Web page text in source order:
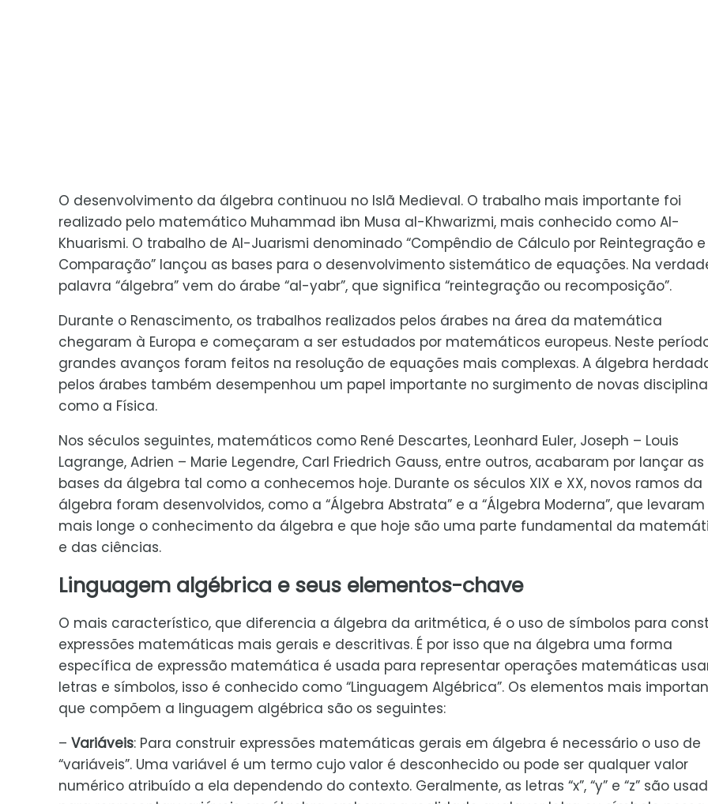
O desenvolvimento da álgebra continuou no Islã Medieval. O trabalho mais importante foi
realizado pelo matemático Muhammad ibn Musa al-Khwarizmi, mais conhecido como Al-
Khuarismi. O trabalho de Al-Juarismi denominado “Compêndio de Cálculo por Reintegração e
Comparação” lançou as bases para o desenvolvimento sistemático de equações. Na
palavra “álgebra” vem do árabe “al-yabr”, que significa “reintegração ou recomposição”.
Durante o Renascimento, os trabalhos realizados pelos árabes na área da matemática
chegaram à Europa e começaram a ser estudados por matemáticos europeus. Neste
grandes avanços foram feitos na resolução de equações mais complexas. A álgebra
pelos árabes também desempenhou um papel importante no surgimento de novas
como a Física.
Nos séculos seguintes, matemáticos como René Descartes, Leonhard Euler, Joseph – Louis
Lagrange, Adrien – Marie Legendre, Carl Friedrich Gauss, entre outros, acabaram por lançar as
bases da álgebra tal como a conhecemos hoje. Durante os séculos XIX e XX, novos ramos da
álgebra foram desenvolvidos, como a “Álgebra Abstrata” e a “Álgebra Moderna”, que levaram
mais longe o conhecimento da álgebra e que hoje são uma parte fundamental da
e das ciências.
Linguagem algébrica e seus elementos-chave
O mais característico, que diferencia a álgebra da aritmética, é o uso de símbolos para
expressões matemáticas mais gerais e descritivas. É por isso que na álgebra uma forma
específica de expressão matemática é usada para representar operações matemáticas
letras e símbolos, isso é conhecido como “Linguagem Algébrica”. Os elementos mais
que compõem a linguagem algébrica são os seguintes:
– Variáveis: Para construir expressões matemáticas gerais em álgebra é necessário o uso de
“variáveis”. Uma variável é um termo cujo valor é desconhecido ou pode ser qualquer valor
numérico atribuído a ela dependendo do contexto. Geralmente, as letras “x”, “y” e “z” são